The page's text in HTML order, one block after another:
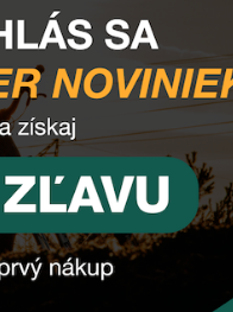
šírkou 30-35mm
tlačidlo vpravo dole).